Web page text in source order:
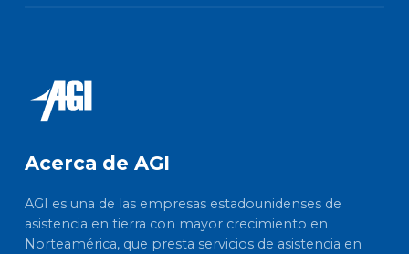
Acerca de AGI
AGI es una de las empresas estadounidenses de
asistencia en tierra con mayor crecimiento en
Norteamérica, que presta servicios de asistencia en